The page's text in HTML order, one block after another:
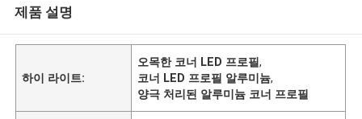
제품 설명
하이 라이트:
오목한 코너 LED 프로필,
코너 LED 프로필 알루미늄,
양극 처리된 알루미늄 코너 프로필